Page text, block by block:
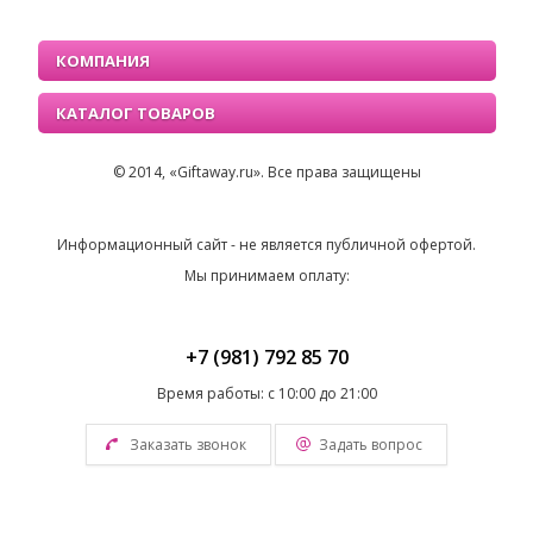
КОМПАНИЯ
КАТАЛОГ ТОВАРОВ
© 2014, «Giftaway.ru». Все права защищены
Информационный сайт - не является публичной офертой.
Мы принимаем оплату:
+7 (981) 792 85 70
Время работы: с 10:00 до 21:00
Заказать звонок Задать вопрос